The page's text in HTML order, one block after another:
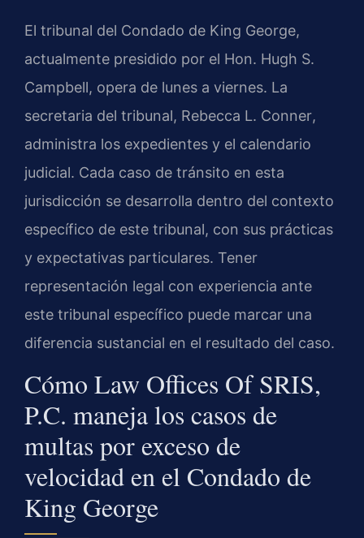
El tribunal del Condado de King George,
actualmente presidido por el Hon. Hugh S.
Campbell, opera de lunes a viernes. La
secretaria del tribunal, Rebecca L. Conner,
administra los expedientes y el calendario
judicial. Cada caso de tránsito en esta
jurisdicción se desarrolla dentro del contexto
específico de este tribunal, con sus prácticas
y expectativas particulares. Tener
representación legal con experiencia ante
este tribunal específico puede marcar una
diferencia sustancial en el resultado del caso.
Cómo Law Offices Of SRIS,
P.C. maneja los casos de
multas por exceso de
velocidad en el Condado de
King George